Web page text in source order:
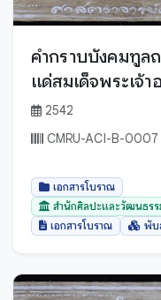
ภูเก็ต
มุกดาหาร
ระนอง
ระยอง
ราชบุรี
ลำปาง
คำกราบบังคมทูล
แด่สมเด็จพระเจ้
มหาราช ในพระบ
ชนมายุ 72 พรรษา
2542
CMRU-ACI-B-0007
เอกสารโบราณ
สำนักศิลปะและวัฒนธรร
เอกสารโบราณ
พับ